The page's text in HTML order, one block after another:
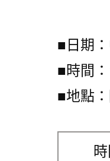
■日期
■時間
■地點